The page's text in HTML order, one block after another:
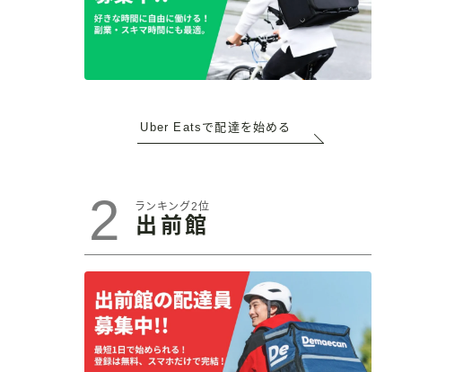
Uber Eatsで配達を始める
2 ランキング2位
出前館